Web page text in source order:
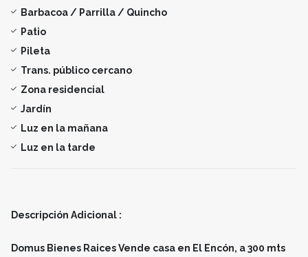
Barbacoa / Parrilla / Quincho
Patio
Pileta
Trans. público cercano
Zona residencial
Jardín
Luz en la mañana
Luz en la tarde
Descripción Adicional :
Domus Bienes Raices Vende casa en El Encón, a 300 mts